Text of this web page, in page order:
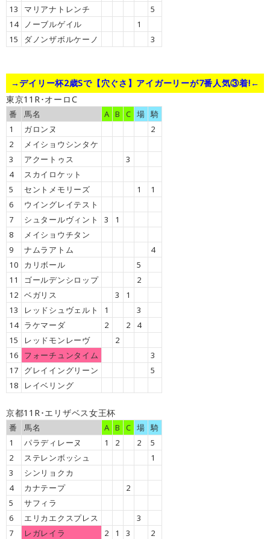
13
マリアナトレンチ
5
14
ノーブルゲイル
1
15
ダノンザボルケーノ 3
→デイリー杯2歳Sで【穴ぐさ】アイガーリーが7番人気③着!←
東京11R･オーロC
番 馬名 A B C 場 騎
1
ガロンヌ
2
2
メイショウシンタケ
3
アクートゥス
3
4
スカイロケット
5
セントメモリーズ 1
1
6
ウイングレイテスト
7
シュタールヴィント 3
1
8
メイショウチタン
9
ナムラアトム
4
10
カリボール
5
11
ゴールデンシロップ
2
12 ベガリス 3
1
13
レッドシュヴェルト 1
3
14 ラケマーダ 2 2
4
15
レッドモンレーヴ
2
16
フォーチュンタイム
3
17
グレイイングリーン
5
18
レイベリング
京都11R･エリザベス女王杯
番 馬名 A B C 場 騎
1
パラディレーヌ 1 2 2
5
2
ステレンボッシュ
1
3
シンリョクカ
4
カナテープ
2
5
サフィラ
6
エリカエクスプレス
3
7
レガレイラ 2 1 3
2